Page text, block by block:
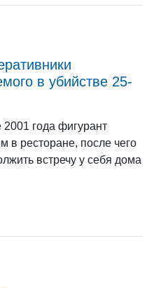
в убийстве 25-
2001 года фигурант
в ресторане, после чего
встречу у себя дома